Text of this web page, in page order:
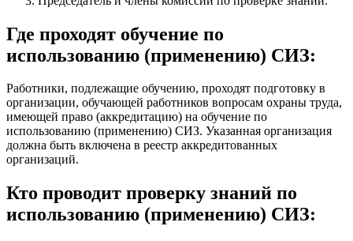
Где проходят обучение по
использованию (применению) СИЗ:
Работники, подлежащие обучению, проходят подготовку в
организации, обучающей работников вопросам охраны труда,
имеющей право (аккредитацию) на обучение по
использованию (применению) СИЗ. Указанная организация
должна быть включена в реестр аккредитованных
организаций.
Кто проводит проверку знаний по
использованию (применению) СИЗ: